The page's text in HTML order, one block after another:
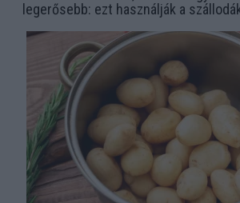
legerősebb: ezt használják a